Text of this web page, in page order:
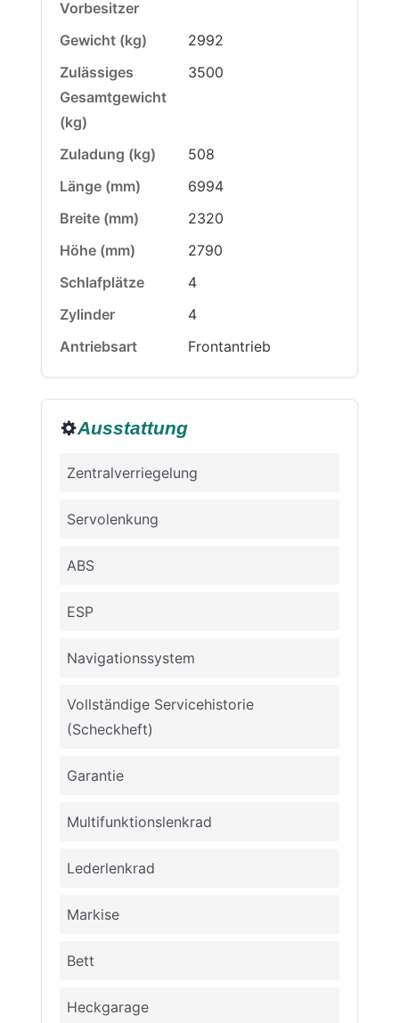
Vorbesitzer
Gewicht (kg)
2992
Zulässiges
Gesamtgewicht
(kg)
3500
Zuladung (kg)
508
Länge (mm)
6994
Breite (mm)
2320
Höhe (mm)
2790
Schlafplätze
4
Zylinder
4
Antriebsart
Frontantrieb
Ausstattung
Zentralverriegelung
Servolenkung
ABS
ESP
Navigationssystem
Vollständige Servicehistorie
(Scheckheft)
Garantie
Multifunktionslenkrad
Lederlenkrad
Markise
Bett
Heckgarage